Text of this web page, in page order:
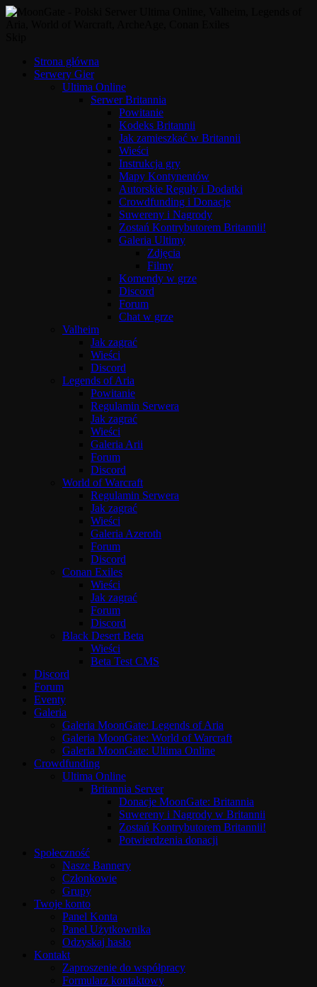
Strona główna
Serwery Gier
Ultima Online
Serwer Britannia
Powitanie
Kodeks Britannii
Jak zamieszkać w Britannii
Wieści
Instrukcja gry
Mapy Kontynentów
Autorskie Reguły i Dodatki
Crowdfunding i Donacje
Suwereny i Nagrody
Zostań Kontrybutorem Britannii!
Galeria Ultimy
Zdjęcia
Filmy
Komendy w grze
Discord
Forum
Chat w grze
Valheim
Jak zagrać
Wieści
Discord
Legends of Aria
Powitanie
Regulamin Serwera
Jak zagrać
Wieści
Galeria Arii
Forum
Discord
World of Warcraft
Regulamin Serwera
Jak zagrać
Wieści
Galeria Azeroth
Forum
Discord
Conan Exiles
Wieści
Jak zagrać
Forum
Discord
Black Desert Beta
Wieści
Beta Test CMS
Discord
Forum
Eventy
Galeria
Galeria MoonGate: Legends of Aria
Galeria MoonGate: World of Warcraft
Galeria MoonGate: Ultima Online
Crowdfunding
Ultima Online
Britannia Server
Donacje MoonGate: Britannia
Suwereny i Nagrody w Britannii
Zostań Kontrybutorem Britannii!
Potwierdzenia donacji
Społeczność
Nasze Bannery
Członkowie
Grupy
Twoje konto
Panel Konta
Panel Użytkownika
Odzyskaj hasło
Kontakt
Zaproszenie do współpracy
Formularz kontaktowy